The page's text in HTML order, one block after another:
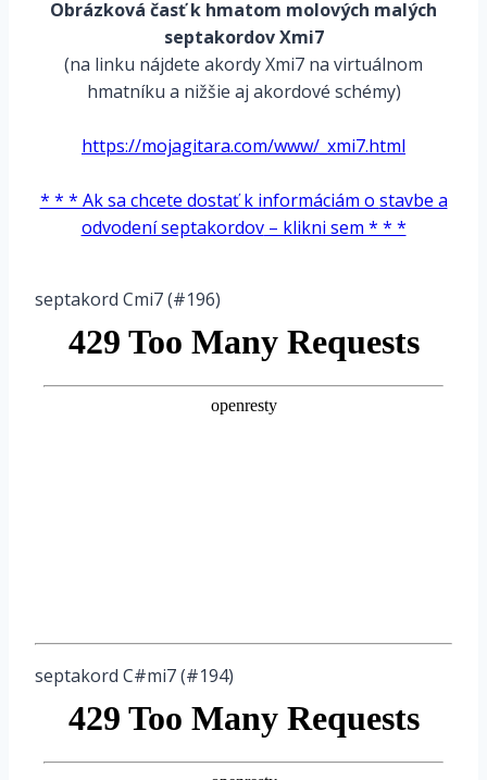
Obrázková časť k hmatom molových malých
septakordov Xmi7
(na linku nájdete akordy Xmi7 na virtuálnom
hmatníku a nižšie aj akordové schémy)
https://mojagitara.com/www/_xmi7.html
* * * Ak sa chcete dostať k informáciám o stavbe a
odvodení septakordov– klikni sem * * *
septakord Cmi7 (#196)
septakord C#mi7 (#194)